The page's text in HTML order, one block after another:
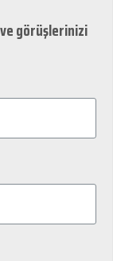
ve görüşlerinizi